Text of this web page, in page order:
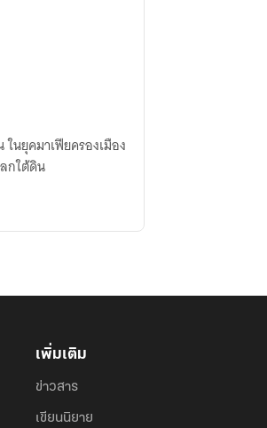
นยุคมาเฟียครองเมือง
กใต้ดิน
เพิ่มเติม
ข่าวสาร
เขียนนิยาย